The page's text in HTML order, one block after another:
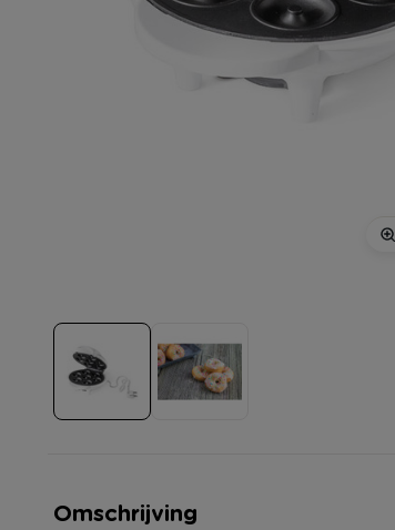
Omschrijving